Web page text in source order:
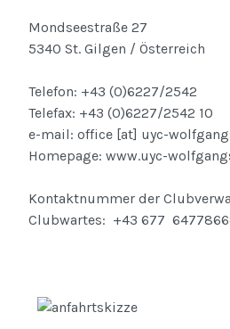
Mondseestraße 27
5340 St. Gilgen / Österreich
Telefon: +43 (0)6227/2542
Telefax: +43 (0)6227/2542 10
e-mail: office [at] uyc-
Homepage: www.uyc-
Kontaktnummer der
Clubwartes: +43 677